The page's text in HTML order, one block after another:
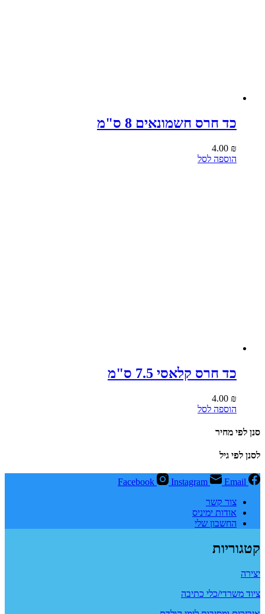
כד חרס חשמונאים 8 ס"מ
4.00 ₪
הוספה לסל
כד חרס קלאסי 7.5 ס"מ
4.00 ₪
הוספה לסל
סנן לפי מחיר
לסנן לפי גיל
Facebook Instagram
Email
צור קשר
אודות ימיניס
החשבון שלי
קטגוריות
יצירה
ציוד משרדי/כלי כתיבה